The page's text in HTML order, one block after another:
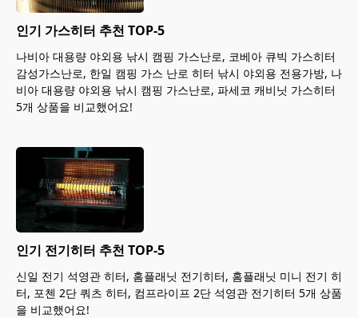
인기 가스히터 추천 TOP-5
나비아 대용량 야외용 낚시 캠핑 가스난로, 코베아 큐빅 가스히터
감성가스난로, 한일 캠핑 가스 난로 히터 낚시 야외용 전용가방, 나
비아 대용량 야외용 낚시 캠핑 가스난로, 파세코 캐비닛 가스히터
5개 상품을 비교했어요!
인기 전기히터 추천 TOP-5
신일 전기 석영관 히터, 홈플래닛 전기히터, 홈플래닛 미니 전기 히
터, 포첸 2단 쿼츠 히터, 컴프라이프 2단 석영관 전기히터 5개 상품
을 비교했어요!